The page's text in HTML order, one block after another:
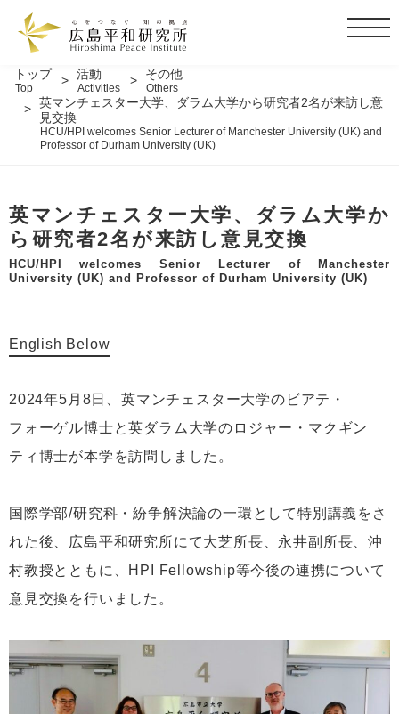
t
l
e
i
a
トップ
Top
活動
Activities
その他
Others
英マンチェスター大学、ダラム大学から研究者2名が来訪し意
見交換
HCU/HPI welcomes Senior Lecturer of Manchester University (UK) and
Professor of Durham University (UK)
英マンチェスター大学、ダラム大学か
ら研究者2名が来訪し意見交換
HCU/HPI welcomes Senior Lecturer of Manchester
University (UK) and Professor of Durham University (UK)
English Below
2024年5月8日、英マンチェスター大学のビアテ・
フォーゲル博士と英ダラム大学のロジャー・マクギン
ティ博士が本学を訪問しました。
国際学部/研究科・紛争解決論の一環として特別講義をさ
れた後、広島平和研究所にて大芝所長、永井副所長、沖
村教授とともに、HPI Fellowship等今後の連携について
意見交換を行いました。